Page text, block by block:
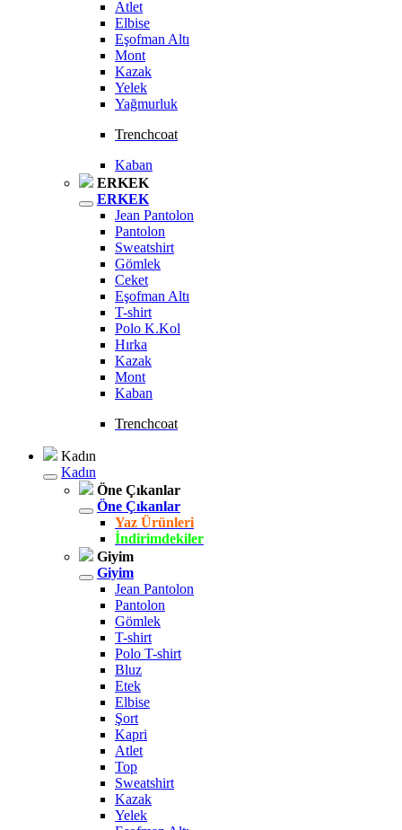
Atlet
Elbise
Eşofman Altı
Mont
Kazak
Yelek
Yağmurluk
Trenchcoat
Kaban
ERKEK
ERKEK
Jean Pantolon
Pantolon
Sweatshirt
Gömlek
Ceket
Eşofman Altı
T-shirt
Polo K.Kol
Hırka
Kazak
Mont
Kaban
Trenchcoat
Kadın
Kadın
Öne Çıkanlar
Öne Çıkanlar
Yaz Ürünleri
İndirimdekiler
Giyim
Giyim
Jean Pantolon
Pantolon
Gömlek
T-shirt
Polo T-shirt
Bluz
Etek
Elbise
Şort
Kapri
Atlet
Top
Sweatshirt
Kazak
Yelek